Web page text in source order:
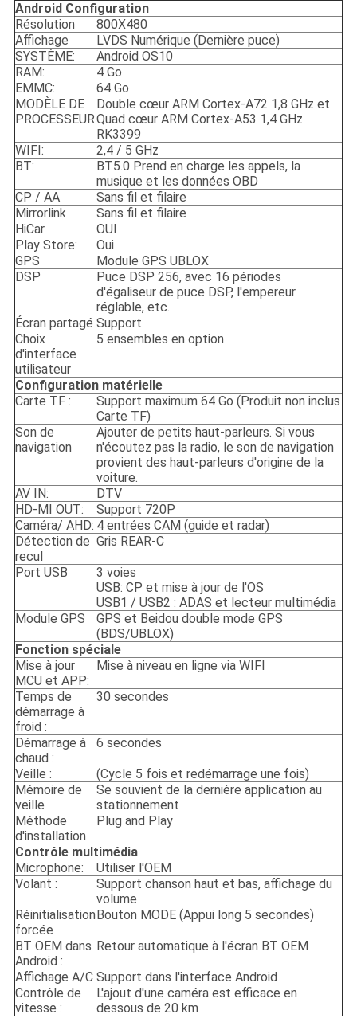
Android Configuration
Résolution
800X480
Affichage
LVDS Numérique (Dernière puce)
SYSTÈME:
Android OS10
RAM:
4 Go
EMMC:
64 Go
MODÈLE DE
PROCESSEUR
Double cœur ARM Cortex-A72 1,8 GHz et
Quad cœur ARM Cortex-A53 1,4 GHz
RK3399
WIFI:
2,4 / 5 GHz
BT:
BT5.0 Prend en charge les appels, la
musique et les données OBD
CP / AA
Sans fil et filaire
Mirrorlink
Sans fil et filaire
HiCar
OUI
Play Store:
Oui
GPS
Module GPS UBLOX
DSP
Puce DSP 256, avec 16 périodes
d'égaliseur de puce DSP, l'empereur
réglable, etc.
Écran partagé Support
Choix
d'interface
utilisateur
5 ensembles en option
Configuration matérielle
Carte TF :
Support maximum 64 Go (Produit non inclus
Carte TF)
Son de
navigation
Ajouter de petits haut-parleurs. Si vous
n'écoutez pas la radio, le son de navigation
provient des haut-parleurs d'origine de la
voiture.
AV IN:
DTV
HD-MI OUT:
Support 720P
Caméra/ AHD: 4 entrées CAM (guide et radar)
Détection de
recul
Gris REAR-C
Port USB
3 voies
USB: CP et mise à jour de l'OS
USB1 / USB2 : ADAS et lecteur multimédia
Module GPS
GPS et Beidou double mode GPS
(BDS/UBLOX)
Fonction spéciale
Mise à jour
MCU et APP:
Mise à niveau en ligne via WIFI
Temps de
démarrage à
froid :
30 secondes
Démarrage à
chaud :
6 secondes
Veille :
(Cycle 5 fois et redémarrage une fois)
Mémoire de
veille
Se souvient de la dernière application au
stationnement
Méthode
d'installation
Plug and Play
Contrôle multimédia
Microphone:
Utiliser l'OEM
Volant :
Support chanson haut et bas, affichage du
volume
Réinitialisation
forcée
Bouton MODE (Appui long 5 secondes)
BT OEM dans
Android :
Retour automatique à l'écran BT OEM
Affichage A/C Support dans l'interface Android
Contrôle de
vitesse :
L'ajout d'une caméra est efficace en
dessous de 20 km